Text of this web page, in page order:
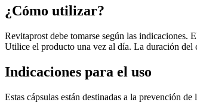
¿Cómo utilizar?
Revitaprost debe tomarse según las indicaciones.
Utilice el producto una vez al día. La duración del
Indicaciones para el uso
Estas cápsulas están destinadas a la prevención